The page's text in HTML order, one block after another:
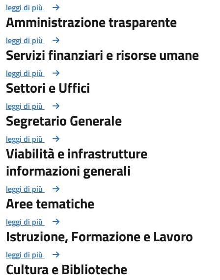
leggi di più
Amministrazione trasparente
leggi di più
Servizi finanziari e risorse umane
leggi di più
Settori e Uffici
leggi di più
Segretario Generale
leggi di più
Viabilità e infrastrutture
informazioni generali
leggi di più
Aree tematiche
leggi di più
Istruzione, Formazione e Lavoro
leggi di più
Cultura e Biblioteche